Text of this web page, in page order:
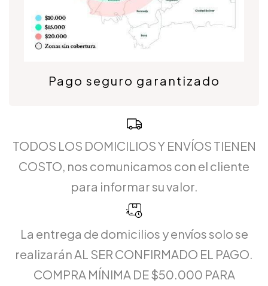
Pago seguro garantizado
TODOS LOS DOMICILIOS Y ENVÍOS TIENEN
COSTO, nos comunicamos con el cliente
para informar su valor.
La entrega de domicilios y envíos solo se
realizarán AL SER CONFIRMADO EL PAGO.
COMPRA MÍNIMA DE $50.000 PARA